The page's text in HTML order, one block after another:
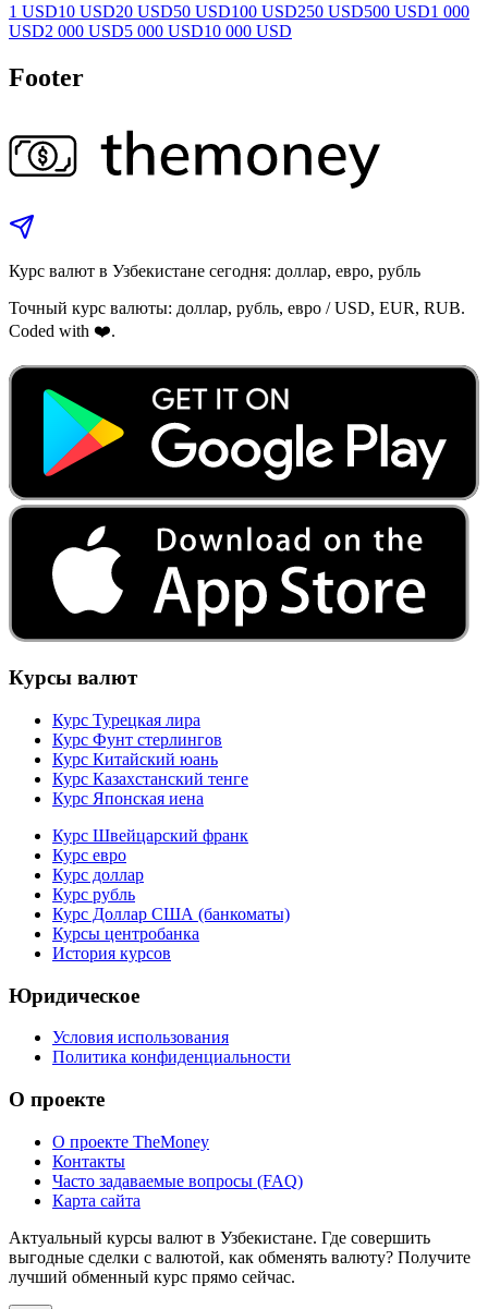
1 USD10 USD20 USD50 USD100 USD250 USD500 USD1 000
USD2 000 USD5 000 USD10 000 USD
Footer
Курс валют в Узбекистане сегодня: доллар, евро, рубль
Точный курс валюты: доллар, рубль, евро / USD, EUR, RUB.
Coded with ❤️.
Курсы валют
Курс Турецкая лира
Курс Фунт стерлингов
Курс Китайский юань
Курс Казахстанский тенге
Курс Японская иена
Курс Швейцарский франк
Курс евро
Курс доллар
Курс рубль
Курс Доллар США (банкоматы)
Курсы центробанка
История курсов
Юридическое
Условия использования
Политика конфиденциальности
О проекте
О проекте TheMoney
Контакты
Часто задаваемые вопросы (FAQ)
Карта сайта
Актуальный курсы валют в Узбекистане. Где совершить
выгодные сделки с валютой, как обменять валюту? Получите
лучший обменный курс прямо сейчас.